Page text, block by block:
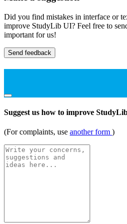
Did you find mistakes in interface or
improve StudyLib UI? Feel free to
important for us!
Send feedback
Suggest us how to improve
(For complaints, use another form )